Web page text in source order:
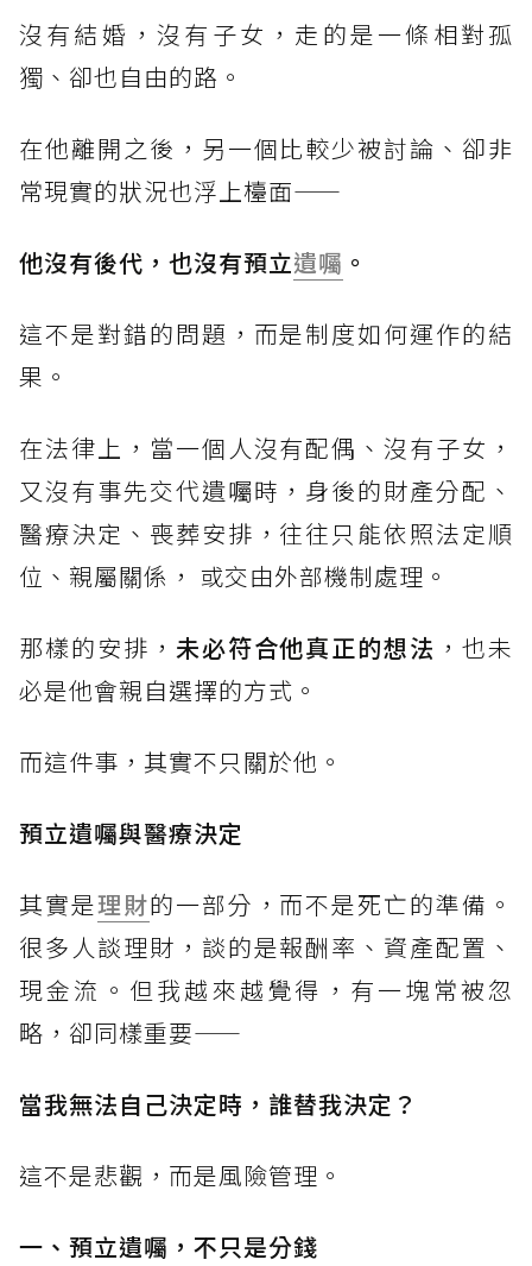
沒有結婚，沒有子女，走的是一條相對孤
獨、卻也自由的路。
在他離開之後，另一個比較少被討論、卻非
常現實的狀況也浮上檯面——
他沒有後代，也沒有預立遺囑 。
這不是對錯的問題，而是制度如何運作的結
果。
在法律上，當一個人沒有配偶、沒有子女，
又沒有事先交代遺囑時，身後的財產分配、
醫療決定、喪葬安排，往往只能依照法定順
位、親屬關係， 或交由外部機制處理。
那樣的安排， 未必符合他真正的想法 ，也未
必是他會親自選擇的方式。
而這件事，其實不只關於他。
預立遺囑與醫療決定
其實是理財的一部分，而不是死亡的準備。
很多人談理財，談的是報酬率、資產配置、
現金流。但我越來越覺得，有一塊常被忽
略，卻同樣重要——
當我無法自己決定時，誰替我決定？
這不是悲觀，而是風險管理。
一、預立遺囑，不只是分錢